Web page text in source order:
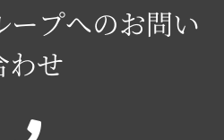
プへのお問い
わせ